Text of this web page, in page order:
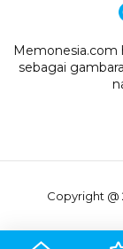
sebagai
Copyright